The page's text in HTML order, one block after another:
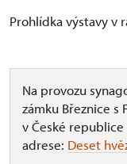
Prohlídka výstavy v
Na provozu
zámku Březnice s
v České republice
adrese: Deset